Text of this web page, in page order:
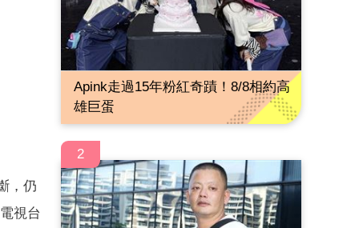
，仍
視台
Apink走過15年粉紅奇蹟！8/8相約高
雄巨蛋
2